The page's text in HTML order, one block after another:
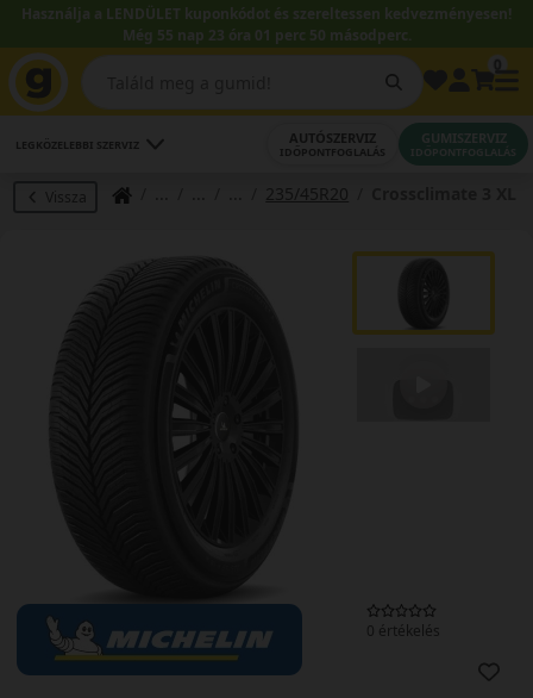
Használja a LENDÜLET kuponkódot és szereltessen kedvezményesen!
Még 55 nap 23 óra 01 perc 50 másodperc.
LEGKÖZELEBBI SZERVIZ AUTÓSZERVIZ
IDŐPONTFOGLALÁS
GUMISZERVIZ
IDŐPONTFOGLALÁS
Vissza 235/45R20
0 értékelés